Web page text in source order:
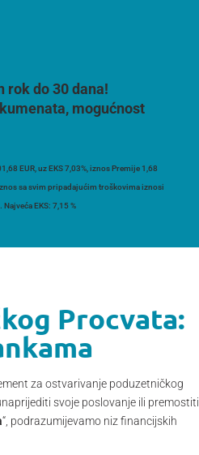
rok do 30 dana!
mogućnost
EUR, uz EKS 7,03%, iznos Premije 1,68
sa svim pripadajućim troškovima iznosi
EKS: 7,15 %
Procvata:
za ostvarivanje poduzetničkog
svoje poslovanje ili premostiti
“, podrazumijevamo niz financijskih